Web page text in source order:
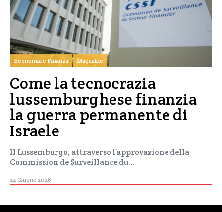
Economia e Finanza Magazine
Come la tecnocrazia
lussemburghese finanzia
la guerra permanente di
Israele
Il Lussemburgo, attraverso l’approvazione della
Commission de Surveillance du…
24 Giugno 2026